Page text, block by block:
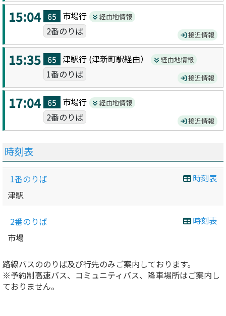
15:04 65 市場行 経由地情報
2番のりば 接近情報
15:35 65 津駅行 (津新町駅経由） 経由地情報
1番のりば 接近情報
17:04 65 市場行 経由地情報
2番のりば 接近情報
時刻表
時刻表
1番のりば
津駅
時刻表
2番のりば
市場
路線バスののりば及び行先のみご案内しております。
※予約制高速バス、コミュニティバス、降車場所はご案内し
ておりません。